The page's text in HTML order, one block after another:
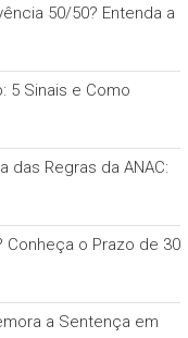
50/50? Entenda a
5 Sinais e Como
das Regras da ANAC:
Conheça o Prazo de 30
a Sentença em